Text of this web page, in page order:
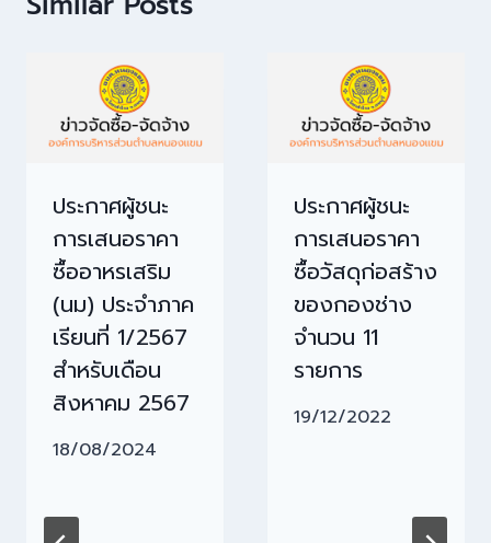
ประกาศผู้ชนะ
การเสนอราคา
ซื้ออาหรเสริม
(นม) ประจำภาค
เรียนที่ 1/2567
สำหรับเดือน
สิงหาคม 2567
18/08/2024
ประกาศผู้ชนะ
การเสนอราคา
ซื้อวัสดุก่อสร้าง
ของกองช่าง
จำนวน 11
รายการ
19/12/2022